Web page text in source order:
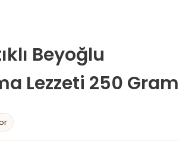
Beyoğlu
Lezzeti 250 Gram